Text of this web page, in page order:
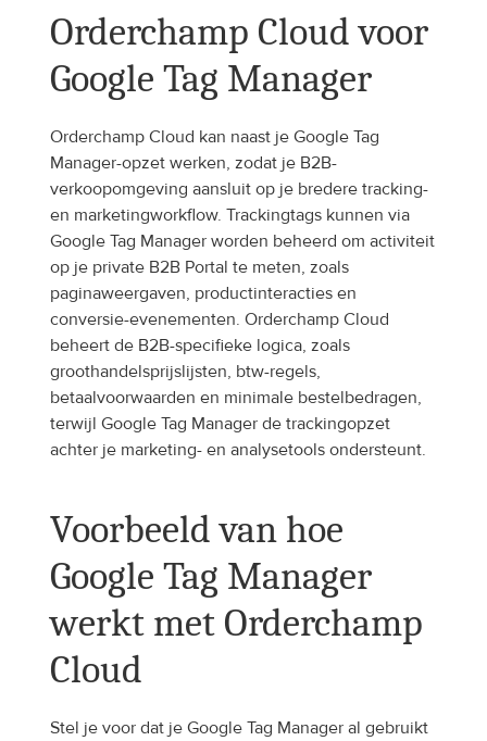
Orderchamp Cloud voor
Google Tag Manager
Orderchamp Cloud kan naast je Google Tag
Manager-opzet werken, zodat je B2B-
verkoopomgeving aansluit op je bredere tracking-
en marketingworkflow. Trackingtags kunnen via
Google Tag Manager worden beheerd om activiteit
op je private B2B Portal te meten, zoals
paginaweergaven, productinteracties en
conversie-evenementen. Orderchamp Cloud
beheert de B2B-specifieke logica, zoals
groothandelsprijslijsten, btw-regels,
betaalvoorwaarden en minimale bestelbedragen,
terwijl Google Tag Manager de trackingopzet
achter je marketing- en analysetools ondersteunt.
Voorbeeld van hoe
Google Tag Manager
werkt met Orderchamp
Cloud
Stel je voor dat je Google Tag Manager al gebruikt